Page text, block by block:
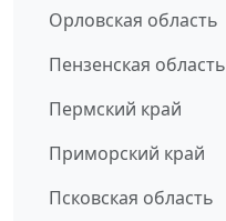
Орловская область
Пензенская область
Пермский край
Приморский край
Псковская область